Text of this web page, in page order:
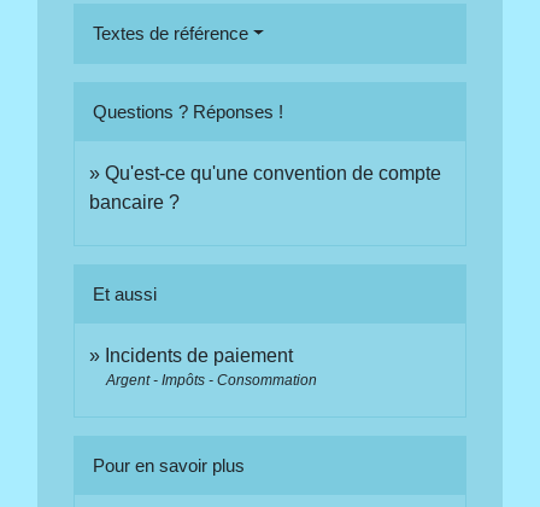
Textes de référence
Questions ? Réponses !
Qu'est-ce qu'une convention de compte
bancaire ?
Et aussi
Incidents de paiement
Argent - Impôts - Consommation
Pour en savoir plus